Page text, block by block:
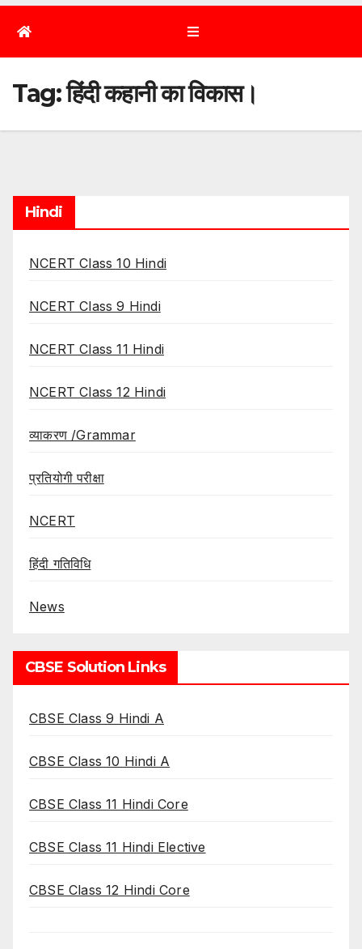
Tag:हिंदी कहानी का विकास।
Hindi
NCERT Class 10 Hindi
NCERT Class 9 Hindi
NCERT Class 11 Hindi
NCERT Class 12 Hindi
व्याकरण /Grammar
प्रतियोगी परीक्षा
NCERT
हिंदी गतिविधि
News
CBSE Solution Links
CBSE Class 9 Hindi A
CBSE Class 10 Hindi A
CBSE Class 11 Hindi Core
CBSE Class 11 Hindi Elective
CBSE Class 12 Hindi Core